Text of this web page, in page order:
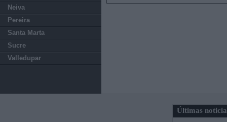
Neiva
Pereira
Santa Marta
Sucre
Valledupar
Últimas